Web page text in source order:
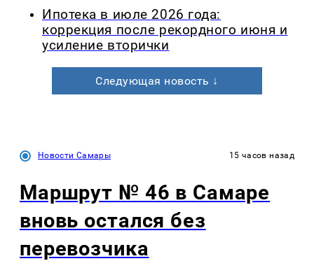
Ипотека в июле 2026 года:
коррекция после рекордного июня и
усиление вторички
Следующая новость ↓
Новости Самары 15 часов назад
Маршрут № 46 в Самаре
вновь остался без
перевозчика